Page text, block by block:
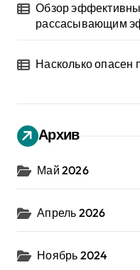
Обзор
рассасывающим
Насколько опасен
Архив
Май 2026
Апрель 2026
Ноябрь 2024